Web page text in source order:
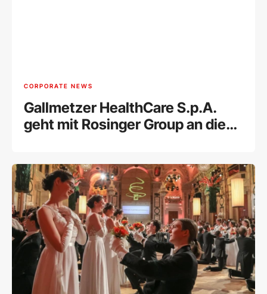
CORPORATE NEWS
Gallmetzer HealthCare S.p.A.
geht mit Rosinger Group an die